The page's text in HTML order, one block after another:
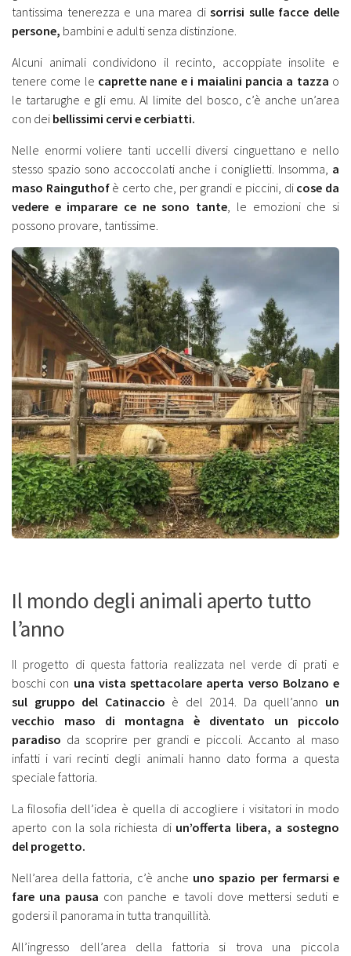
tantissima tenerezza e una marea disorrisi sulle facce delle
persone, bambini e adulti senza distinzione.
Alcuni animali condividono il recinto, accoppiate insolite e
tenere come le caprette nane e i maialini pancia a tazza o
le tartarughe e gli emu. Al limite del bosco, c’è anche un’area
con dei bellissimi cervi e cerbiatti.
Nelle enormi voliere tanti uccelli diversi cinguettano e nello
stesso spazio sono accoccolati anche i coniglietti. Insomma, a
maso Rainguthofè certo che, per grandi e piccini, dicose da
vedere e imparare ce ne sono tante , le emozioni che si
possono provare, tantissime.
Il mondo degli animali aperto tutto
l’anno
Il progetto di questa fattoria realizzata nel verde di prati e
boschi con una vista spettacolare aperta verso Bolzano e
sul gruppo del Catinaccio è del 2014. Da quell’anno un
vecchio maso di montagna è diventato un piccolo
paradiso da scoprire per grandi e piccoli. Accanto al maso
infatti i vari recinti degli animali hanno dato forma a questa
speciale fattoria.
La filosofia dell’idea è quella di accogliere i visitatori in modo
aperto con la sola richiesta di un’offerta libera, a sostegno
del progetto.
Nell’area della fattoria, c’è anche uno spazio per fermarsi e
fare una pausa con panche e tavoli dove mettersi seduti e
godersi il panorama in tutta tranquillità.
All’ingresso dell’area della fattoria si trova una piccola